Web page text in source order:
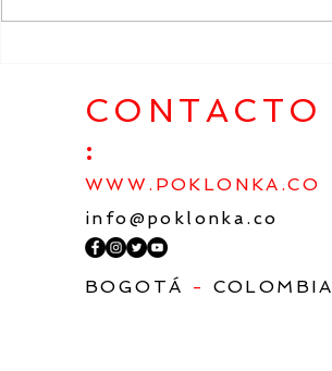
EN EL ESPACIO
ESPIRITUAL ÚNICO DE LA
CULTURA ARTÍSTICA
CONTACTO
:
WWW.POKLONKA.CO
info@poklonka.co
BOGOTÁ - COLOMBIA